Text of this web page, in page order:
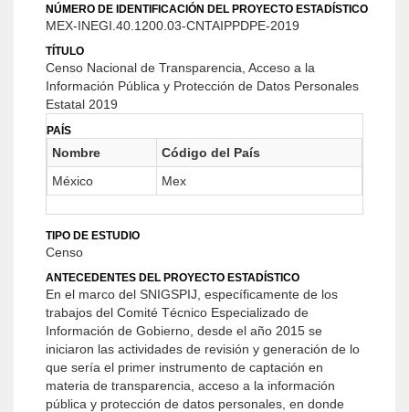
NÚMERO DE IDENTIFICACIÓN DEL PROYECTO ESTADÍSTICO
MEX-INEGI.40.1200.03-CNTAIPPDPE-2019
TÍTULO
Censo Nacional de Transparencia, Acceso a la
Información Pública y Protección de Datos Personales
Estatal 2019
PAÍS
Nombre
Código del País
México
Mex
TIPO DE ESTUDIO
Censo
ANTECEDENTES DEL PROYECTO ESTADÍSTICO
En el marco del SNIGSPIJ, específicamente de los
trabajos del Comité Técnico Especializado de
Información de Gobierno, desde el año 2015 se
iniciaron las actividades de revisión y generación de lo
que sería el primer instrumento de captación en
materia de transparencia, acceso a la información
pública y protección de datos personales, en donde